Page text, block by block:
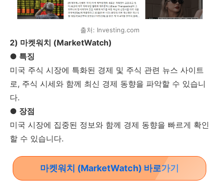
출처: Investing.com
2) 마켓워치 (MarketWatch)
● 특징
미국 주식 시장에 특화된 경제 및 주식 관련 뉴스 사이트
로, 주식 시세와 함께 최신 경제 동향을 파악할 수 있습니
다.
● 장점
미국 시장에 집중된 정보와 함께 경제 동향을 빠르게 확인
할 수 있습니다.
마켓워치 (MarketWatch) 바로가기